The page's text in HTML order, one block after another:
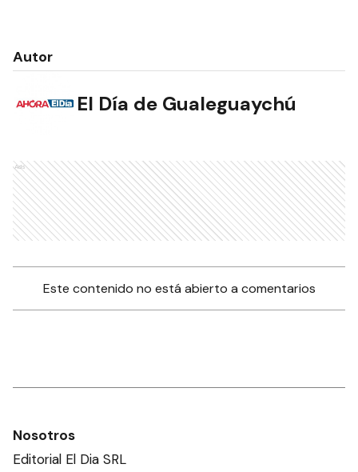
Autor
El Día de Gualeguaychú
Ads
Este contenido no está abierto a comentarios
Nosotros
Editorial El Dia SRL